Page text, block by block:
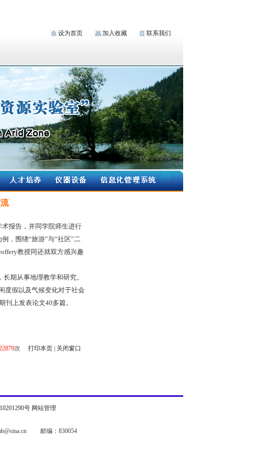
设为首页 加入收藏 联系我们
报告，并同学院师生进行
，围绕“旅游”与“社区”二
教授同还就双方感兴趣
期从事地理教学和研究。
度假以及气候变化对于社会
上发表论文40多篇。
次 打印本页| 关闭窗口
号 网站管理
邮编：830054